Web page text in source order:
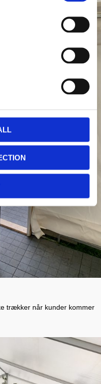
trækker når kunder kommer